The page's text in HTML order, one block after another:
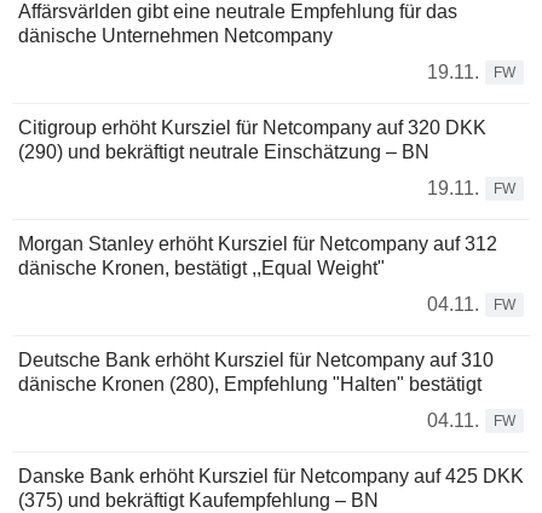
Affärsvärlden gibt eine neutrale Empfehlung für das
dänische Unternehmen Netcompany
19.11.
FW
Citigroup erhöht Kursziel für Netcompany auf 320 DKK
(290) und bekräftigt neutrale Einschätzung – BN
19.11.
FW
Morgan Stanley erhöht Kursziel für Netcompany auf 312
dänische Kronen, bestätigt ,,Equal Weight"
04.11.
FW
Deutsche Bank erhöht Kursziel für Netcompany auf 310
dänische Kronen (280), Empfehlung "Halten" bestätigt
04.11.
FW
Danske Bank erhöht Kursziel für Netcompany auf 425 DKK
(375) und bekräftigt Kaufempfehlung – BN